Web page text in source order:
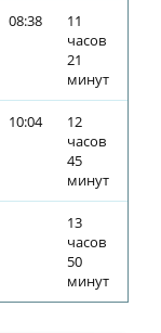
08:38
11
часов
21
минут
10:04
12
часов
45
минут
13
часов
50
минут